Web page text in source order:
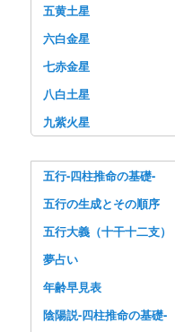
五黄土星
六白金星
七赤金星
八白土星
九紫火星
五行-四柱推命の基礎-
五行の生成とその順序
五行大義（十干十二支）
夢占い
年齢早見表
陰陽説-四柱推命の基礎-